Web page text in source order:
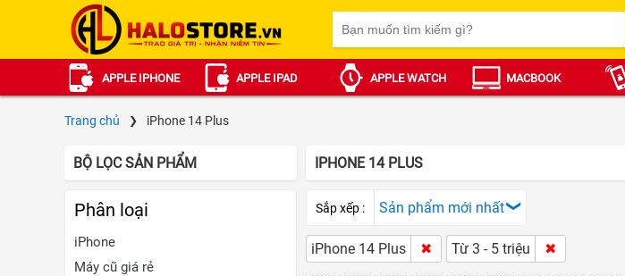
APPLE IPHONE APPLE IPAD APPLE WATCH MACBOOK
Trang chủ iPhone 14 Plus
BỘ LỌC SẢN PHẨM
Phân loại
iPhone
Máy cũ giá rẻ
IPHONE 14 PLUS
Sắp xếp : Sản phẩm mới nhất
iPhone 14 Plus Từ 3 - 5 triệu